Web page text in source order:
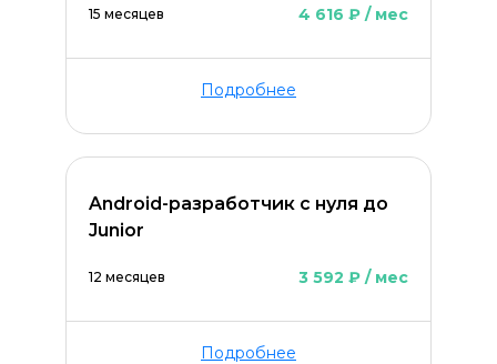
15 месяцев 4 616 ₽ / мес
Подробнее
Android-разработчик с нуля до
Junior
12 месяцев 3 592 ₽ / мес
Подробнее